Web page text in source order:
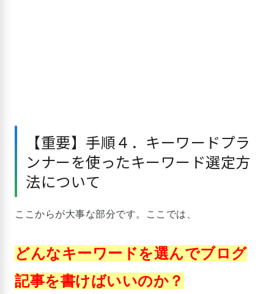
【重要】手順４．キーワードプラ
ンナーを使ったキーワード選定方
法について
ここからが大事な部分です。ここでは、
どんなキーワードを選んでブログ
記事を書けばいいのか？